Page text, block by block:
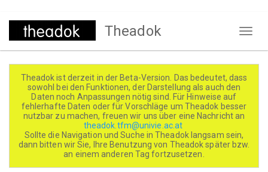
Direkt
Theadok
Theadok ist derzeit in der Beta-Version. Das bedeutet, dass
sowohl bei den Funktionen, der Darstellung als auch den
Daten noch Anpassungen nötig sind. Für Hinweise auf
fehlerhafte Daten oder für Vorschläge um Theadok besser
nutzbar zu machen, freuen wir uns über eine Nachricht an
theadok.tfm@univie.ac.at
Sollte die Navigation und Suche in Theadok langsam sein,
dann bitten wir Sie, Ihre Benutzung von Theadok später bzw.
an einem anderen Tag fortzusetzen.